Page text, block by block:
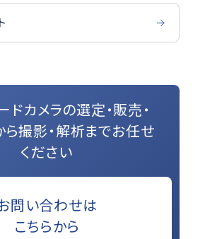
ドカメラの選定・販売・
ら撮影・解析までお任せ
ください
問い合わせは
こちらから